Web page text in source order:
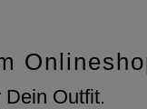
Outfit.